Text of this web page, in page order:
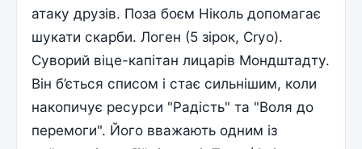
атаку друзів. Поза боєм Ніколь допомагає
шукати скарби. Логен (5 зірок, Cryo).
Суворий віце-капітан лицарів Мондштадту.
Він б’ється списом і стає сильнішим, коли
накопичує ресурси "Радість" та "Воля до
перемоги". Його вважають одним із